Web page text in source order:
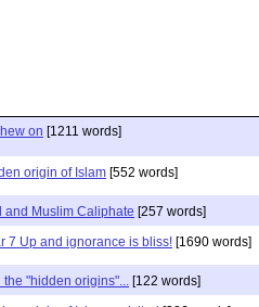
on [1211 words]
origin of Islam [552 words]
and Muslim Caliphate [257 words]
7 Up and ignorance is bliss! [1690 words]
the "hidden origins"... [122 words]